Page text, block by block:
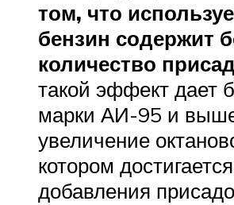
том, что
бензин содержит
количество
такой эффект дает
марки АИ-95 и
увеличение
котором
добавления